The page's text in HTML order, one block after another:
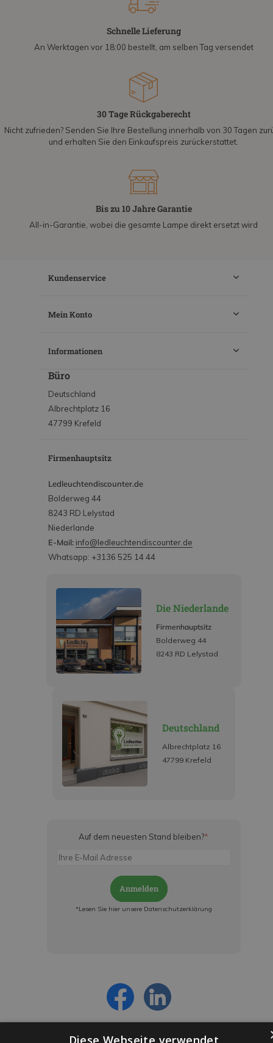
Schnelle Lieferung
An Werktagen vor 18:00 bestellt, am selben Tag versendet
30 Tage Rückgaberecht
Nicht zufrieden? Senden Sie Ihre Bestellung innerhalb von 30 Tagen
und erhalten Sie den Einkaufspreis zurückerstattet.
Bis zu 10 Jahre Garantie
All-in-Garantie, wobei die gesamte Lampe direkt ersetzt wird
Kundenservice
Mein Konto
Informationen
Büro
Deutschland
Albrechtplatz 16
47799 Krefeld
Firmenhauptsitz
Ledleuchtendiscounter.de
Bolderweg 44
8243 RD Lelystad
Niederlande
E-Mail: info@ledleuchtendiscounter.de
Whatsapp: +3136 525 14 44
Die Niederlande
Firmenhauptsitz
Bolderweg 44
8243 RD Lelystad
Deutschland
Albrechtplatz 16
47799 Krefeld
Auf dem neuesten Stand bleiben?*
Anmelden
*Lesen Sie hier unsere Datenschutzerklärung
Diese Webseite verwendet